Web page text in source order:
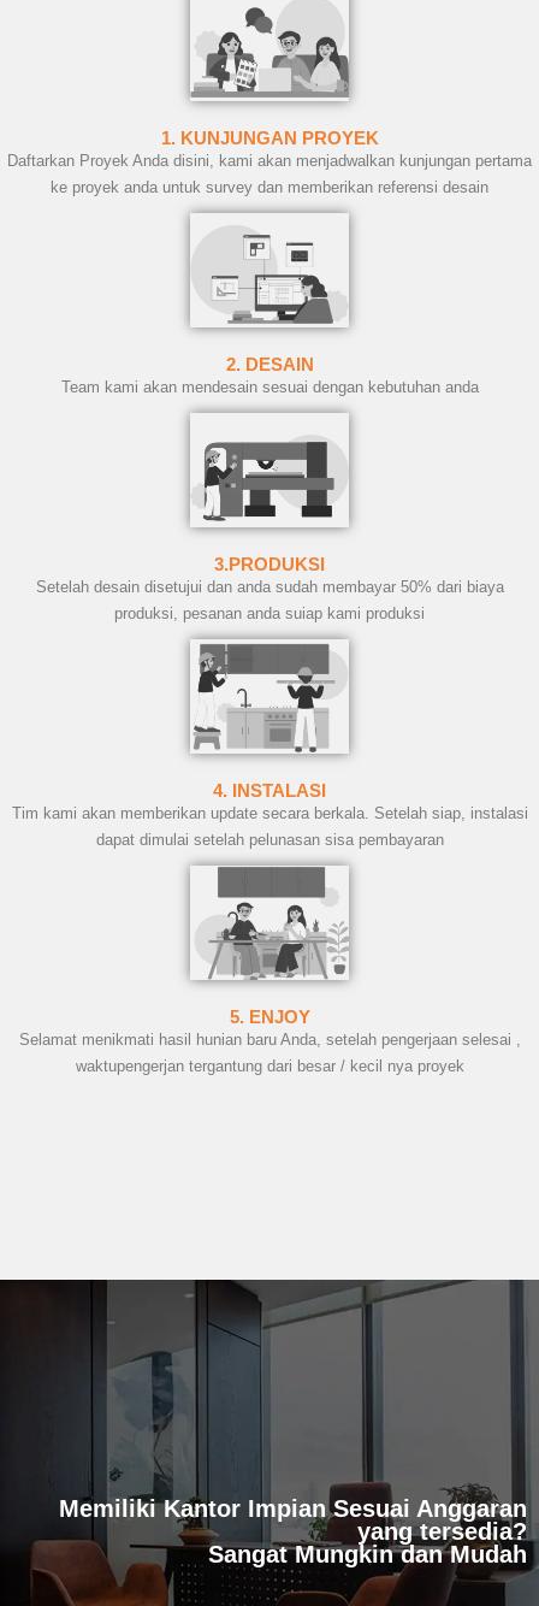
1. KUNJUNGAN PROYEK
Daftarkan Proyek Anda disini, kami akan menjadwalkan kunjungan pertama
ke proyek anda untuk survey dan memberikan referensi desain
2. DESAIN
Team kami akan mendesain sesuai dengan kebutuhan anda
3.PRODUKSI
Setelah desain disetujui dan anda sudah membayar 50% dari biaya
produksi, pesanan anda suiap kami produksi
4. INSTALASI
Tim kami akan memberikan update secara berkala. Setelah siap, instalasi
dapat dimulai setelah pelunasan sisa pembayaran
5. ENJOY
Selamat menikmati hasil hunian baru Anda, setelah pengerjaan selesai ,
waktupengerjan tergantung dari besar / kecil nya proyek
Memiliki Kantor Impian Sesuai Anggaran
yang tersedia?
Sangat Mungkin dan Mudah